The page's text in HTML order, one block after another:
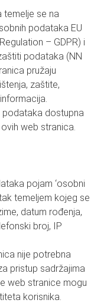
temelje se na
podataka EU
– GDPR) i
podataka (NN
pružaju
zaštite,
podataka dostupna
web stranica.
pojam ‘osobni
temeljem kojeg se
datum rođenja,
broj, IP
nije potrebna
pristup sadržajima
web stranice mogu
korisnika.